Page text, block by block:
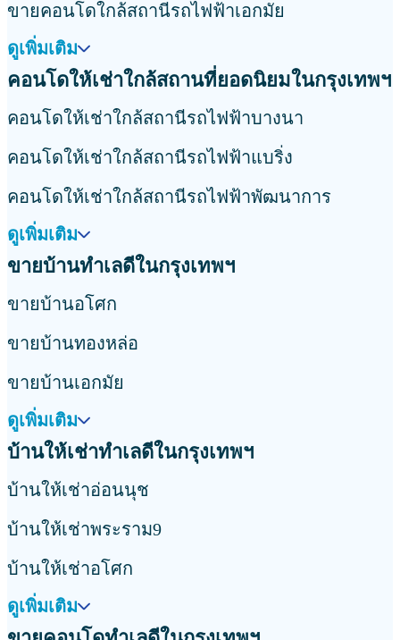
ขายคอนโดใกล้สถานีรถไฟฟ้าเอกมัย
ดูเพิ่มเติม
คอนโดให้เช่าใกล้สถานที่ยอดนิยมในกรุงเทพฯ
คอนโดให้เช่าใกล้สถานีรถไฟฟ้าบางนา
คอนโดให้เช่าใกล้สถานีรถไฟฟ้าแบริ่ง
คอนโดให้เช่าใกล้สถานีรถไฟฟ้าพัฒนาการ
ดูเพิ่มเติม
ขายบ้านทำเลดีในกรุงเทพฯ
ขายบ้านอโศก
ขายบ้านทองหล่อ
ขายบ้านเอกมัย
ดูเพิ่มเติม
บ้านให้เช่าทำเลดีในกรุงเทพฯ
บ้านให้เช่าอ่อนนุช
บ้านให้เช่าพระราม9
บ้านให้เช่าอโศก
ดูเพิ่มเติม